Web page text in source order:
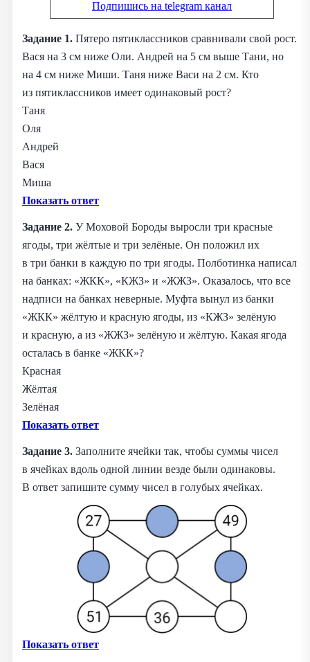
Подпишись на telegram канал
Задание 1. Пятеро пятиклассников сравнивали свой рост.
Вася на 3 см ниже Оли. Андрей на 5 см выше Тани, но
на 4 см ниже Миши. Таня ниже Васи на 2 см. Кто
из пятиклассников имеет одинаковый рост?
Таня
Оля
Андрей
Вася
Миша
Показать ответ
Задание 2. У Моховой Бороды выросли три красные
ягоды, три жёлтые и три зелёные. Он положил их
в три банки в каждую по три ягоды. Полботинка написал
на банках: «ЖКК», «КЖЗ» и «ЖЖЗ». Оказалось, что все
надписи на банках неверные. Муфта вынул из банки
«ЖКК» жёлтую и красную ягоды, из «КЖЗ» зелёную
и красную, а из «ЖЖЗ» зелёную и жёлтую. Какая ягода
осталась в банке «ЖКК»?
Красная
Жёлтая
Зелёная
Показать ответ
Задание 3. Заполните ячейки так, чтобы суммы чисел
в ячейках вдоль одной линии везде были одинаковы.
В ответ запишите сумму чисел в голубых ячейках.
Показать ответ